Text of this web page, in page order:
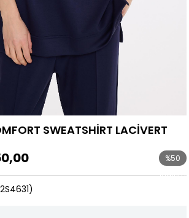
SWEATSHİRT LACİVERT
%50
İndirim